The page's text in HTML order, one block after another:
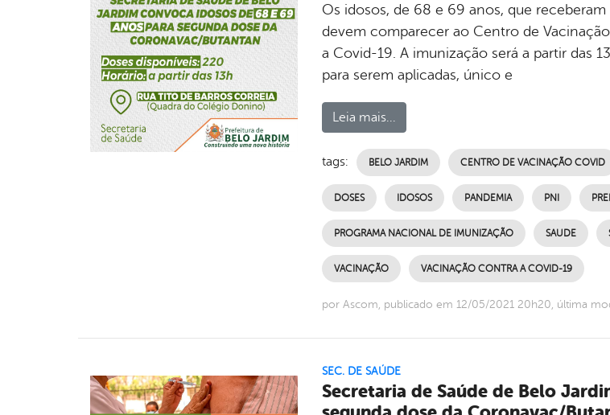
Os idosos, de 68 e 69 anos, que
devem comparecer ao Centro de
a Covid-19. A imunização será a partir das
para serem aplicadas, único e
Leia mais...
tags: BELO JARDIM CENTRO DE VACINAÇÃO COVID
DOSES IDOSOS PANDEMIA PNI
PROGRAMA NACIONAL DE IMUNIZAÇÃO SAUDE
VACINAÇÃO VACINAÇÃO CONTRA A COVID-19
por Ascom, publicado em 12/05/2021 20h20, última
SEC. DE SAÚDE
Secretaria de Saúde de Belo